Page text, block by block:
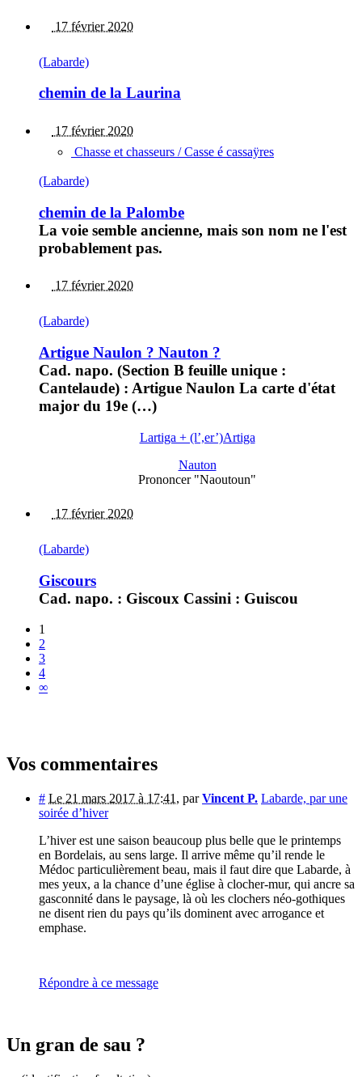
17 février 2020
(Labarde)
chemin de la Laurina
17 février 2020
Chasse et chasseurs / Casse é cassaÿres
(Labarde)
chemin de la Palombe
La voie semble ancienne, mais son nom ne l'est
probablement pas.
17 février 2020
(Labarde)
Artigue Naulon ? Nauton ?
Cad. napo. (Section B feuille unique :
Cantelaude) : Artigue Naulon La carte d'état
major du 19e (…)
Lartiga + (l’,er’)Artiga
Nauton
Prononcer "Naoutoun"
17 février 2020
(Labarde)
Giscours
Cad. napo. : Giscoux Cassini : Guiscou
1
2
3
4
∞
Vos commentaires
# Le 21 mars 2017 à 17:41 , parVincent P. Labarde, par une
soirée d’hiver
L’hiver est une saison beaucoup plus belle que le printemps
en Bordelais, au sens large. Il arrive même qu’il rende le
Médoc particulièrement beau, mais il faut dire que Labarde, à
mes yeux, a la chance d’une église à clocher-mur, qui ancre sa
gasconnité dans le paysage, là où les clochers néo-gothiques
ne disent rien du pays qu’ils dominent avec arrogance et
emphase.
Répondre à ce message
Un gran de sau ?